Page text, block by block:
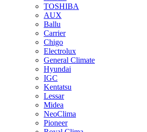
TOSHIBA
AUX
Ballu
Carrier
Chigo
Electrolux
General Climate
Hyundai
IGC
Kentatsu
Lessar
Midea
NeoClima
Pioneer